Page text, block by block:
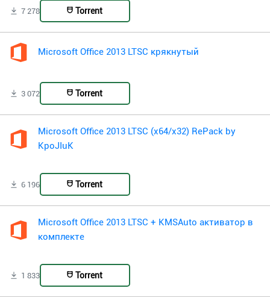
7 278 Torrent
Microsoft Office 2013 LTSC крякнутый
3 072 Torrent
Microsoft Office 2013 LTSC (x64/x32) RePack by
KpoJIuK
6 196 Torrent
Microsoft Office 2013 LTSC + KMSAuto активатор в
комплекте
1 833 Torrent